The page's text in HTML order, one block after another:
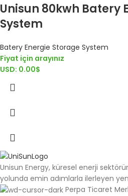
Unisun 80kwh Batery
System
Batery Energie Storage System
Fiyat için arayınız
USD: 0.00$
Unisun Energy, küresel enerji
yolunda emin adımlarla ilerleyen
Perpa Ticaret